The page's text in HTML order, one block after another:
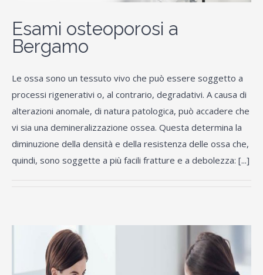
Esami osteoporosi a
Bergamo
Le ossa sono un tessuto vivo che può essere soggetto a
processi rigenerativi o, al contrario, degradativi. A causa di
alterazioni anomale, di natura patologica, può accadere che
vi sia una demineralizzazione ossea. Questa determina la
diminuzione della densità e della resistenza delle ossa che,
quindi, sono soggette a più facili fratture e a debolezza: [...]